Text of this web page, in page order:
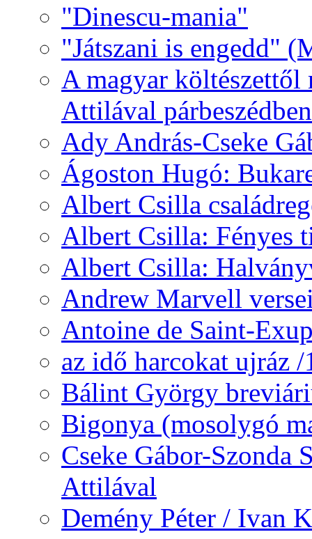
"Dinescu-mania"
"Játszani is engedd"
A magyar
Attilával párbeszédben
Ady András-Cseke
Ágoston Hugó:
Albert Csilla
Albert Csilla: Fényes
Albert Csilla:
Andrew Marvell
Antoine de Saint-
az idő harcokat ujráz
Bálint György
Bigonya (mosolygó
Cseke Gábor-Szonda
Attilával
Demény Péter / Ivan